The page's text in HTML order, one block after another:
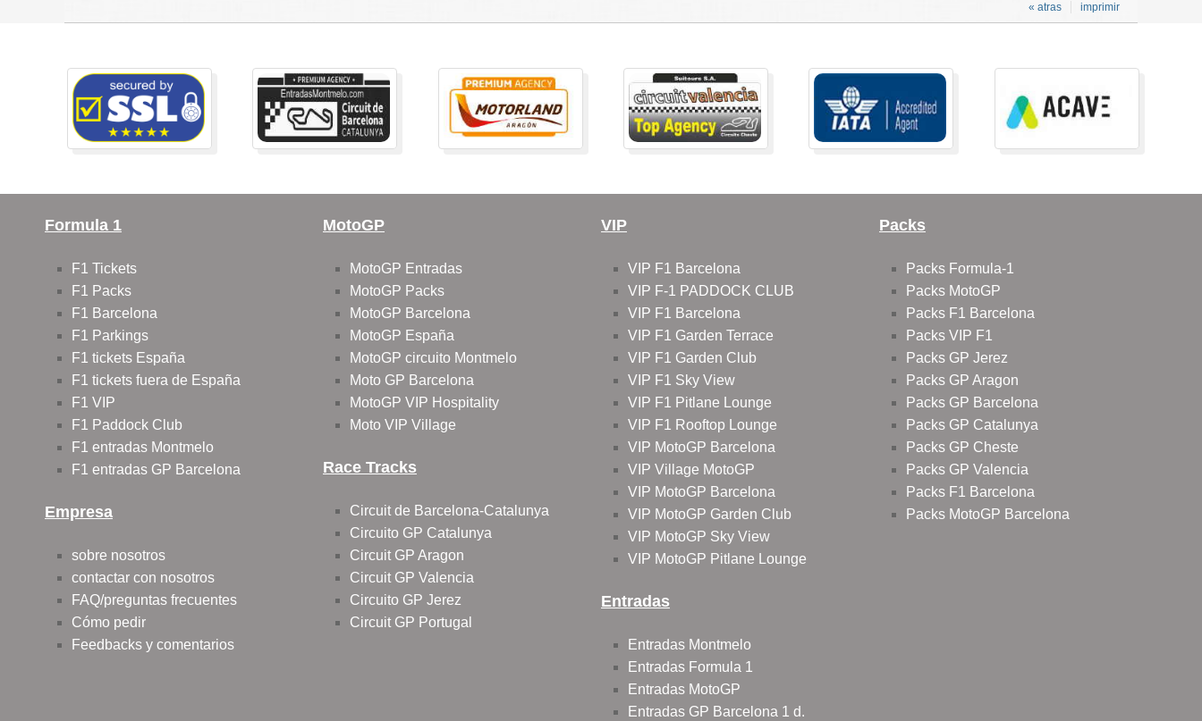
imprimir
« atras
Formula 1
F1 Tickets
F1 Packs
F1 Barcelona
F1 Parkings
F1 tickets España
F1 tickets fuera de España
F1 VIP
F1 Paddock Club
F1 entradas Montmelo
F1 entradas GP Barcelona
Empresa
sobre nosotros
contactar con nosotros
FAQ/preguntas frecuentes
Cómo pedir
Feedbacks y comentarios
MotoGP
MotoGP Entradas
MotoGP Packs
MotoGP Barcelona
MotoGP España
MotoGP circuito Montmelo
Moto GP Barcelona
MotoGP VIP Hospitality
Moto VIP Village
Race Tracks
Circuit de Barcelona-Catalunya
Circuito GP Catalunya
Circuit GP Aragon
Circuit GP Valencia
Circuito GP Jerez
Circuit GP Portugal
VIP
VIP F1 Barcelona
VIP F-1 PADDOCK CLUB
VIP F1 Barcelona
VIP F1 Garden Terrace
VIP F1 Garden Club
VIP F1 Sky View
VIP F1 Pitlane Lounge
VIP F1 Rooftop Lounge
VIP MotoGP Barcelona
VIP Village MotoGP
VIP MotoGP Barcelona
VIP MotoGP Garden Club
VIP MotoGP Sky View
VIP MotoGP Pitlane Lounge
Entradas
Entradas Montmelo
Entradas Formula 1
Entradas MotoGP
Entradas GP Barcelona 1 d.
Packs
Packs Formula-1
Packs MotoGP
Packs F1 Barcelona
Packs VIP F1
Packs GP Jerez
Packs GP Aragon
Packs GP Barcelona
Packs GP Catalunya
Packs GP Cheste
Packs GP Valencia
Packs F1 Barcelona
Packs MotoGP Barcelona